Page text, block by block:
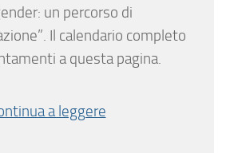
un percorso di
Il calendario completo
a questa pagina.
a leggere